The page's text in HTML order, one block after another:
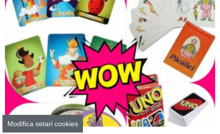
Cadouri
Modifica setari cookies